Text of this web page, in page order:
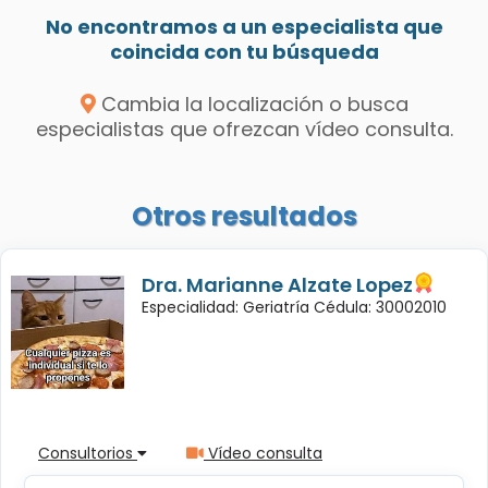
No encontramos a un especialista que
coincida con tu búsqueda
Cambia la localización o busca
especialistas que ofrezcan vídeo consulta.
Otros resultados
Dra. Marianne Alzate Lopez
Especialidad: Geriatría Cédula: 30002010
Consultorios Vídeo consulta